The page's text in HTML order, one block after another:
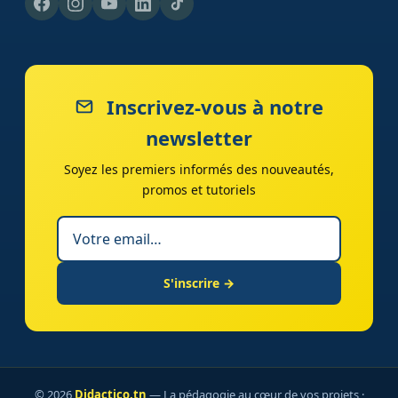
Inscrivez-vous à notre
newsletter
Soyez les premiers informés des nouveautés,
promos et tutoriels
S'inscrire →
© 2026 Didactico.tn — La pédagogie au cœur de vos projets ·